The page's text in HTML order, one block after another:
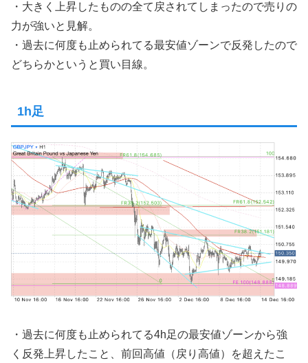
・大きく上昇したものの全て戻されてしまったので売りの
力が強いと見解。
・過去に何度も止められてる最安値ゾーンで反発したので
どちらかというと買い目線。
1h足
・過去に何度も止められてる4h足の最安値ゾーンから強
く反発上昇したこと、前回高値（戻り高値）を超えたこ